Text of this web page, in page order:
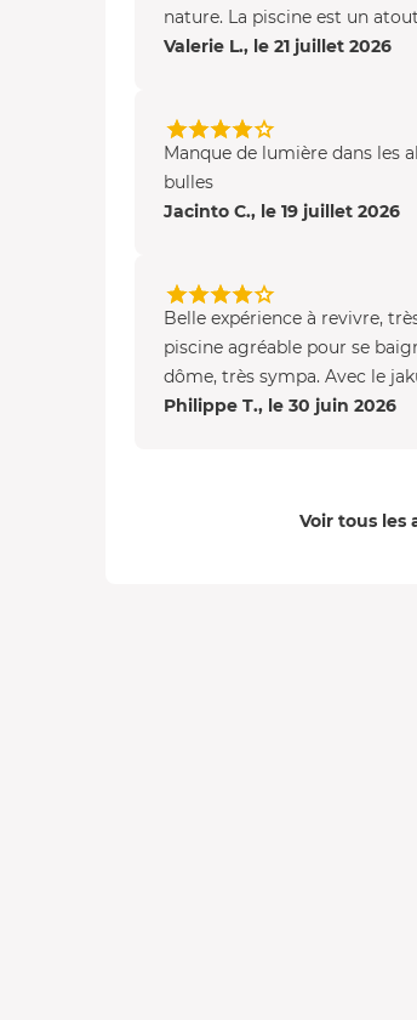
nature. La piscine est un
Valerie L., le 21 juillet 2026
Manque de lumière dans les
bulles
Jacinto C., le 19 juillet 2026
Belle expérience à revivre,
piscine agréable pour se
dôme, très sympa. Avec le
Philippe T., le 30 juin 2026
Voir tous les